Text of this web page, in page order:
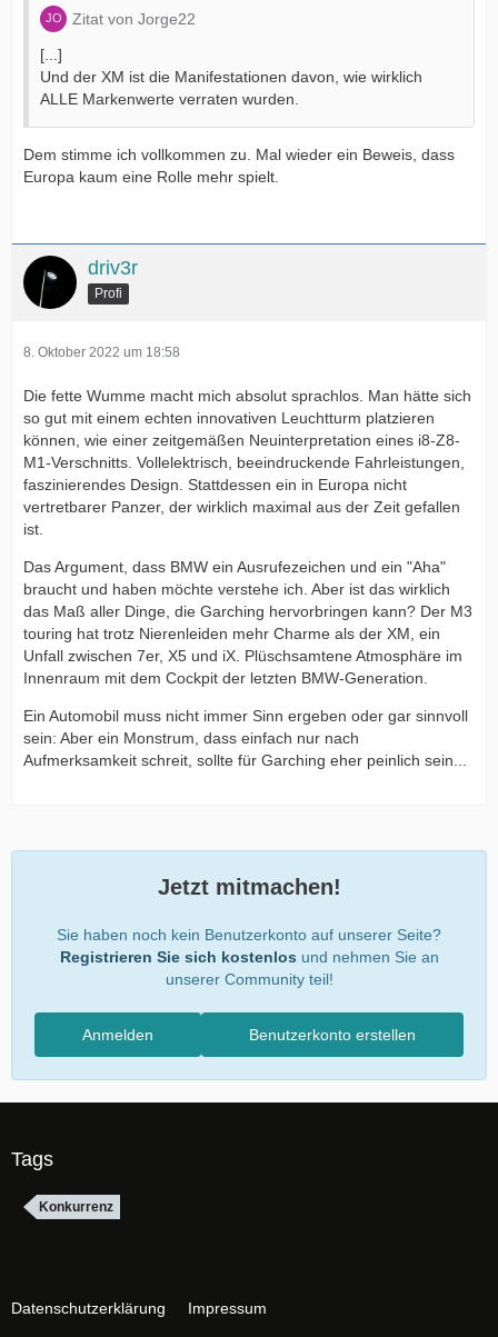
Zitat von Jorge22
[...]
Und der XM ist die Manifestationen davon, wie wirklich
ALLE Markenwerte verraten wurden.
Dem stimme ich vollkommen zu. Mal wieder ein Beweis, dass
Europa kaum eine Rolle mehr spielt.
driv3r
Profi
8. Oktober 2022 um 18:58
Die fette Wumme macht mich absolut sprachlos. Man hätte sich
so gut mit einem echten innovativen Leuchtturm platzieren
können, wie einer zeitgemäßen Neuinterpretation eines i8-Z8-
M1-Verschnitts. Vollelektrisch, beeindruckende Fahrleistungen,
faszinierendes Design. Stattdessen ein in Europa nicht
vertretbarer Panzer, der wirklich maximal aus der Zeit gefallen
ist.
Das Argument, dass BMW ein Ausrufezeichen und ein "Aha"
braucht und haben möchte verstehe ich. Aber ist das wirklich
das Maß aller Dinge, die Garching hervorbringen kann? Der M3
touring hat trotz Nierenleiden mehr Charme als der XM, ein
Unfall zwischen 7er, X5 und iX. Plüschsamtene Atmosphäre im
Innenraum mit dem Cockpit der letzten BMW-Generation.
Ein Automobil muss nicht immer Sinn ergeben oder gar sinnvoll
sein: Aber ein Monstrum, dass einfach nur nach
Aufmerksamkeit schreit, sollte für Garching eher peinlich sein...
Jetzt mitmachen!
Sie haben noch kein Benutzerkonto auf unserer Seite?
Registrieren Sie sich kostenlos und nehmen Sie an
unserer Community teil!
Benutzerkonto erstellen
Anmelden
Tags
Konkurrenz
Datenschutzerklärung Impressum